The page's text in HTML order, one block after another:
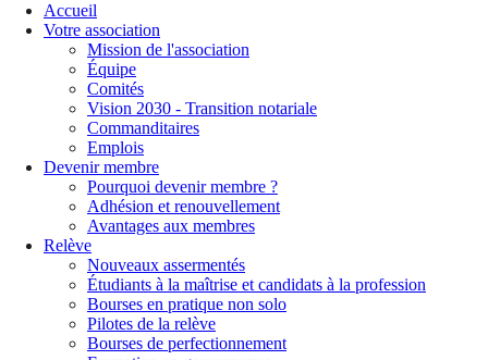
Accueil
Votre association
Mission de l'association
Équipe
Comités
Vision 2030 - Transition notariale
Commanditaires
Emplois
Devenir membre
Pourquoi devenir membre ?
Adhésion et renouvellement
Avantages aux membres
Relève
Nouveaux assermentés
Étudiants à la maîtrise et candidats à la profession
Bourses en pratique non solo
Pilotes de la relève
Bourses de perfectionnement